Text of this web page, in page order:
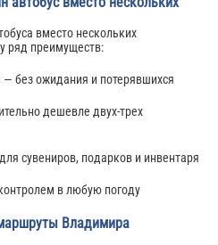
вместо нескольких
ряд преимуществ:
без ожидания и потерявшихся
дешевле двух-трех
сувениров, подарков и инвентаря
в любую погоду
Владимира